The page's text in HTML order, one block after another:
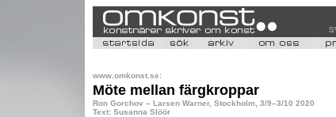
www.omkonst.se:
Möte mellan färgkroppar
Ron Gorchov – Larsen Warner, Stockholm, 3/9–3/10 2020
Text: Susanna Slöör